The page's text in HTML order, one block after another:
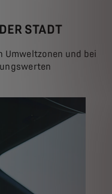
STADT
Umweltzonen und bei